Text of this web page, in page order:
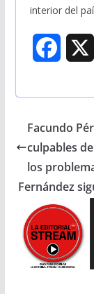
interior del
e
b
o
o
k
Facundo
culpables
los
Fernández